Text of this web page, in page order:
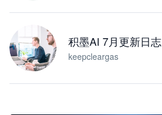
积墨AI 7月更新日志
keepcleargas